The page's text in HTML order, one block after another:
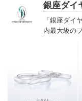
銀座ダイ
「銀座ダイ
内最大級の
では国内最
揃え、ふた
足の選択が
様にご満足
のクオリテ
頭でお確か